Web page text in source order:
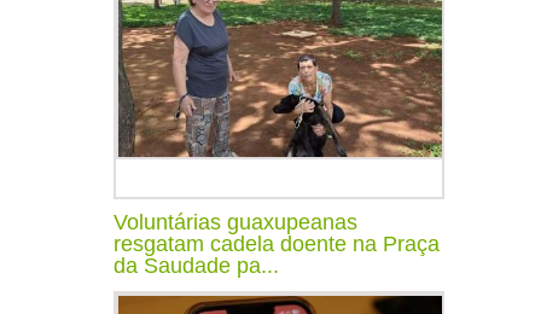
Voluntárias guaxupeanas
resgatam cadela doente na Praça
da Saudade pa...